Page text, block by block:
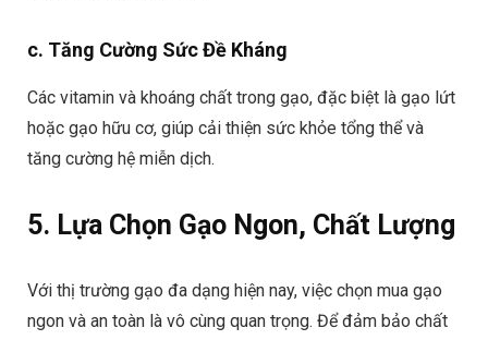
c. Tăng Cường Sức Đề Kháng
Các vitamin và khoáng chất trong gạo, đặc biệt là gạo lứt
hoặc gạo hữu cơ, giúp cải thiện sức khỏe tổng thể và
tăng cường hệ miễn dịch.
5. Lựa Chọn Gạo Ngon, Chất Lượng
Với thị trường gạo đa dạng hiện nay, việc chọn mua gạo
ngon và an toàn là vô cùng quan trọng. Để đảm bảo chất